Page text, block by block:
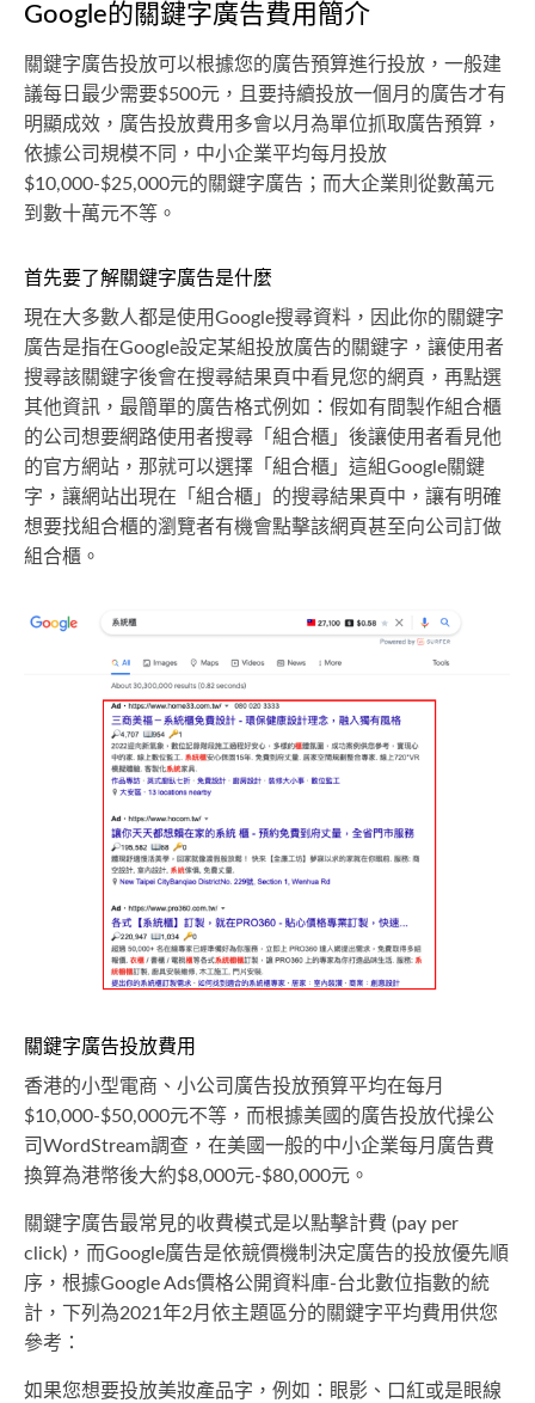
Google的關鍵字廣告費用簡介
關鍵字廣告投放可以根據您的廣告預算進行投放，一般建
議每日最少需要$500元，且要持續投放一個月的廣告才有
明顯成效，廣告投放費用多會以月為單位抓取廣告預算，
依據公司規模不同，中小企業平均每月投放
$10,000-$25,000元的關鍵字廣告；而大企業則從數萬元
到數十萬元不等。
首先要了解關鍵字廣告是什麼
現在大多數人都是使用Google搜尋資料，因此你的關鍵字
廣告是指在Google設定某組投放廣告的關鍵字，讓使用者
搜尋該關鍵字後會在搜尋結果頁中看見您的網頁，再點選
其他資訊，最簡單的廣告格式例如：假如有間製作組合櫃
的公司想要網路使用者搜尋「組合櫃」後讓使用者看見他
的官方網站，那就可以選擇「組合櫃」這組Google關鍵
字，讓網站出現在「組合櫃」的搜尋結果頁中，讓有明確
想要找組合櫃的瀏覽者有機會點擊該網頁甚至向公司訂做
組合櫃。
關鍵字廣告投放費用
香港的小型電商、小公司廣告投放預算平均在每月
$10,000-$50,000元不等，而根據美國的廣告投放代操公
司WordStream調查，在美國一般的中小企業每月廣告費
換算為港幣後大約$8,000元-$80,000元。
關鍵字廣告最常見的收費模式是以點擊計費 (pay per
click)，而Google廣告是依競價機制決定廣告的投放優先順
序，根據Google Ads價格公開資料庫-台北數位指數的統
計，下列為2021年2月依主題區分的關鍵字平均費用供您
參考：
如果您想要投放美妝產品字，例如：眼影、口紅或是眼線